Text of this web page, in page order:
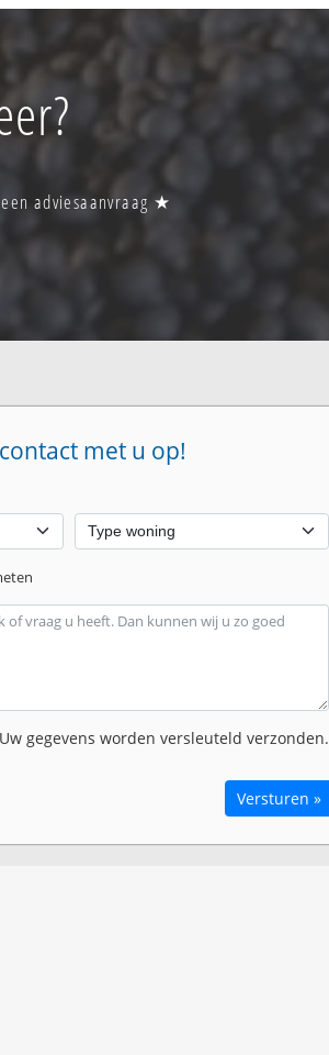
adviesaanvraag ★
met u op!
gegevens worden versleuteld verzonden.
Versturen »